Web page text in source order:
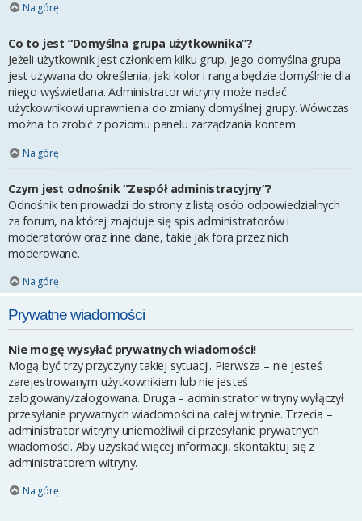
Na górę
Co to jest “Domyślna grupa użytkownika”?
Jeżeli użytkownik jest członkiem kilku grup, jego domyślna grupa
jest używana do określenia, jaki kolor i ranga będzie domyślnie dla
niego wyświetlana. Administrator witryny może nadać
użytkownikowi uprawnienia do zmiany domyślnej grupy. Wówczas
można to zrobić z poziomu panelu zarządzania kontem.
Na górę
Czym jest odnośnik “Zespół administracyjny”?
Odnośnik ten prowadzi do strony z listą osób odpowiedzialnych
za forum, na której znajduje się spis administratorów i
moderatorów oraz inne dane, takie jak fora przez nich
moderowane.
Na górę
Prywatne wiadomości
Nie mogę wysyłać prywatnych wiadomości!
Mogą być trzy przyczyny takiej sytuacji. Pierwsza – nie jesteś
zarejestrowanym użytkownikiem lub nie jesteś
zalogowany/zalogowana. Druga – administrator witryny wyłączył
przesyłanie prywatnych wiadomości na całej witrynie. Trzecia –
administrator witryny uniemożliwił ci przesyłanie prywatnych
wiadomości. Aby uzyskać więcej informacji, skontaktuj się z
administratorem witryny.
Na górę